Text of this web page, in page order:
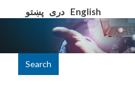
English دری پښتو
Search